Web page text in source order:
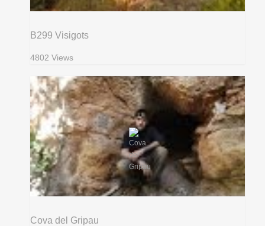
B299 Visigots
4802 Views
Cova del Gripau